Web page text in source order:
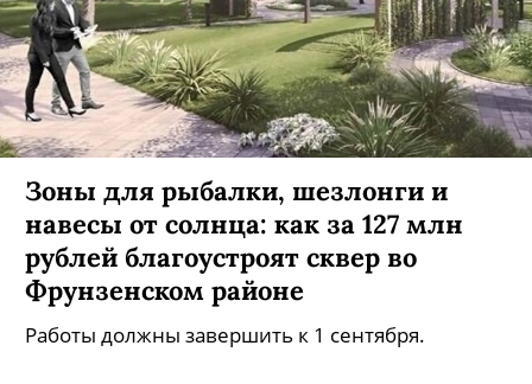
Зоны для рыбалки, шезлонги и
навесы от солнца: как за 127 млн
рублей благоустроят сквер во
Фрунзенском районе
Работы должны завершить к 1 сентября.